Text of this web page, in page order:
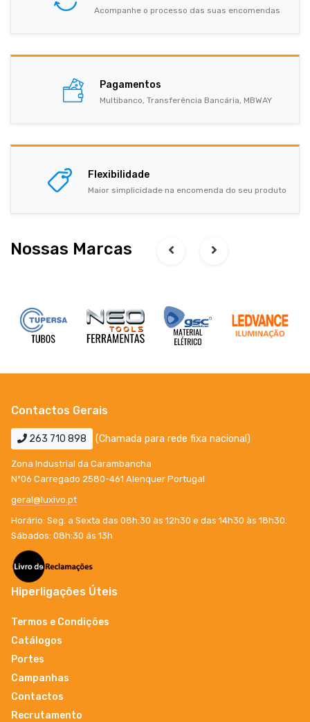
Acompanhe o processo das suas encomendas
Pagamentos
Multibanco, Transferência Bancária, MBWAY
Flexibilidade
Maior simplicidade na encomenda do seu produto
Nossas Marcas
Contactos Gerais
263 710 898 (Chamada para rede fixa nacional)
Zona Industrial da Carambancha
Nº06 Carregado 2580-461 Alenquer Portugal
geral@luxivo.pt
Horário: Seg. a Sexta das 08h:30 às 12h30 e das 14h30 às 18h30.
Sábados: 08h:30 ás 13h
Hiperligações Úteis
Termos e Condições
Catálogos
Portes
Campanhas
Contactos
Recrutamento